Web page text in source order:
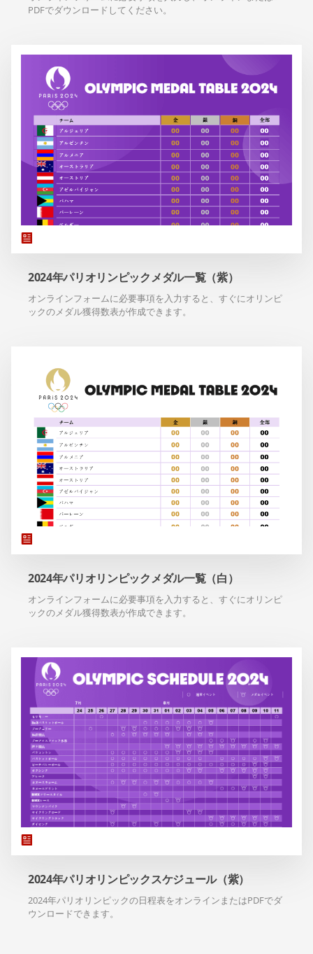
PDFでダウンロードしてください。
2024年パリオリンピックメダル一覧（紫）
オンラインフォームに必要事項を入力すると、すぐにオリンピ
ックのメダル獲得数表が作成できます。
2024年パリオリンピックメダル一覧（白）
オンラインフォームに必要事項を入力すると、すぐにオリンピ
ックのメダル獲得数表が作成できます。
2024年パリオリンピックスケジュール（紫）
2024年パリオリンピックの日程表をオンラインまたはPDFでダ
ウンロードできます。